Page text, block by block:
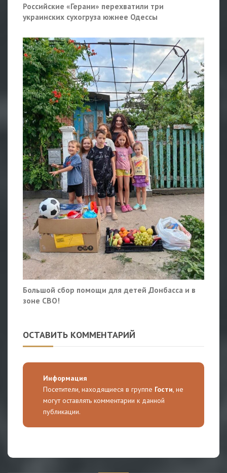
Российские «Герани» перехватили три
украинских сухогруза южнее Одессы
Большой сбор помощи для детей Донбасса и в
зоне СВО!
ОСТАВИТЬ КОММЕНТАРИЙ
Информация
Посетители, находящиеся в группе Гости, не
могут оставлять комментарии к данной
публикации.